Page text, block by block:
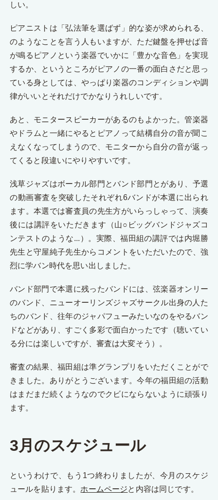
しい。
ピアニストは「弘法筆を選ばず」的な姿が求められる、
のようなことを言う人もいますが、ただ鍵盤を押せば音
が鳴るピアノという楽器でいかに「豊かな音色」を実現
するか、というところがピアノの一番の面白さだと思っ
ている身としては、やっぱり楽器のコンディションや調
律がいいとそれだけでかなりうれしいです。
あと、モニタースピーカーがあるのもよかった。管楽器
やドラムと一緒にやるとピアノって結構自分の音が聞こ
えなくなってしまうので、モニターから自分の音が返っ
てくると段違いにやりやすいです。
浅草ジャズはボーカル部門とバンド部門とがあり、予選
の動画審査を突破したそれぞれ6バンドが本選に出られ
ます。本選では審査員の先生方がいらっしゃって、演奏
後には講評をいただきます（山○ビッグバンドジャズコ
ンテストのような...）。実際、福田組の講評では内堀勝
先生と守屋純子先生からコメントをいただいたので、強
烈に学バン時代を思い出しました。
バンド部門で本選に残ったバンドには、弦楽器オンリー
のバンド、ニューオーリンズジャズサークル出身の人た
ちのバンド、往年のジャパフューみたいなのをやるバン
ドなどがあり、すごく多彩で面白かったです（聴いてい
る分には楽しいですが、審査は大変そう）。
審査の結果、福田組は準グランプリをいただくことがで
きました。ありがとうございます。今年の福田組の活動
はまだまだ続くようなのでクビにならないように頑張り
ます。
3月のスケジュール
というわけで、もう1つ終わりましたが、今月のスケジ
ュールを貼ります。 ホームページと内容は同じです。